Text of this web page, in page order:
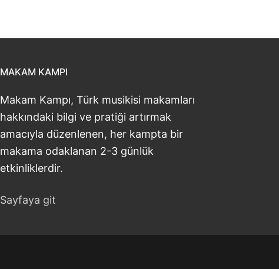
MAKAM KAMPI
Makam Kampı, Türk musikisi makamları
hakkındaki bilgi ve pratiği artırmak
amacıyla düzenlenen, her kampta bir
makama odaklanan 2-3 günlük
etkinliklerdir.
Sayfaya git